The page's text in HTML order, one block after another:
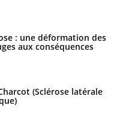
: une déformation des
aux conséquences
(Sclérose latérale